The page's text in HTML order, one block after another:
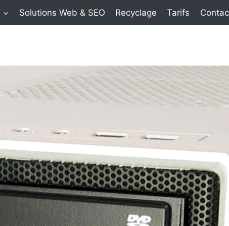
Solutions Web & SEO Recyclage Tarifs